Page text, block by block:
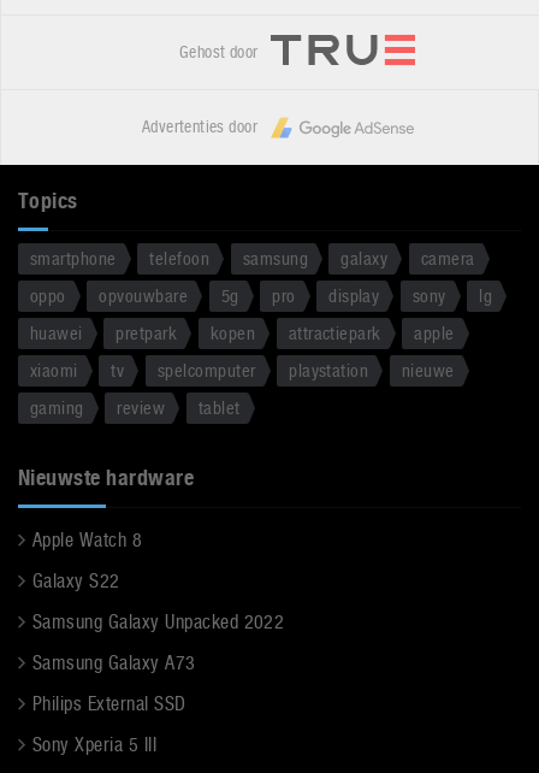
Gehost door
Advertenties door
Topics
smartphone telefoon samsung galaxy
camera
oppo
opvouwbare 5g pro display sony
lg
huawei
pretpark kopen attractiepark
apple
xiaomi
tv spelcomputer playstation
nieuwe
gaming
review tablet
Nieuwste hardware
Apple Watch 8
Galaxy S22
Samsung Galaxy Unpacked 2022
Samsung Galaxy A73
Philips External SSD
Sony Xperia 5 III